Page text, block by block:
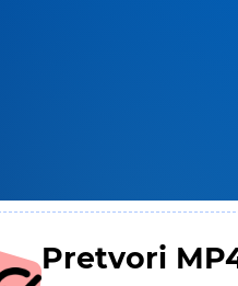
Pretvori